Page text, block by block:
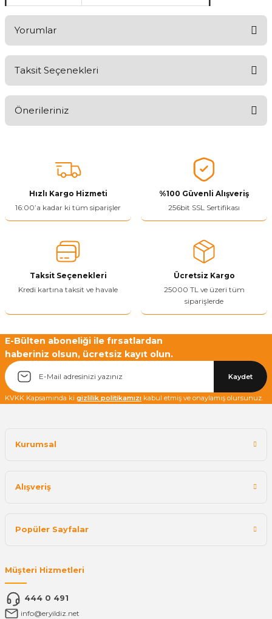
Yorumlar
Taksit Seçenekleri
Önerileriniz
tarafımıza iletebilirsiniz.
Görüş ve önerileriniz için teşekkür ederiz.
Ürün resmi kalitesiz, bozuk veya görüntülenemiyor.
Ürün bilgilerinde hatalar bulunuyor.
Ürün fiyatı diğer sitelerden daha pahalı.
Bu ürüne benzer farklı alternatifler olmalı.
Yetkiliye Gönder
Hızlı Kargo Hizmeti
16:00’a kadar ki tüm siparişler
%100 Güvenli Alışveriş
256bit SSL Sertifikası
Taksit Seçenekleri
Kredi kartına taksit ve havale
Ücretsiz Kargo
25000 TL ve üzeri tüm
siparişlerde
E-Bülten aboneliği ile fırsatlardan
haberiniz olsun, ücretsiz kayıt olun.
Kaydet
KVKK Kapsamında ki gizlilik politikamızı kabul etmiş ve onaylamış olursunuz.
Kurumsal
Alışveriş
Popüler Sayfalar
Müşteri Hizmetleri
444 0 491
info@eryildiz.net